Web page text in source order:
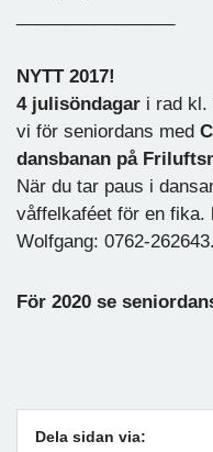
NYTT 2017!
4 julisöndagar i rad kl.
vi för seniordans med
dansbanan på
När du tar paus i
våffelkaféet för en fika.
Wolfgang: 0762-262643.
För 2020 se
Dela sidan via: